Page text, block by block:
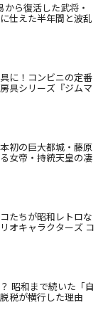
から復活した武将・
仕えた半年間と波乱
に！コンビニの定番
具シリーズ『ジムマ
初の巨大都城・藤原
女帝・持統天皇の凄
たちが昭和レトロな
オキャラクターズ コ
昭和まで続いた「自
税が横行した理由